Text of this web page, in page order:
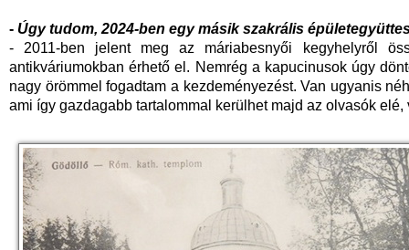
- Úgy tudom, 2024-ben egy másik szakrális
- 2011-ben jelent meg az máriabesnyői kegyhelyről
antikváriumokban érhető el. Nemrég a kapucinusok úgy
nagy örömmel fogadtam a kezdeményezést. Van ugyanis
ami így gazdagabb tartalommal kerülhet majd az olvasók